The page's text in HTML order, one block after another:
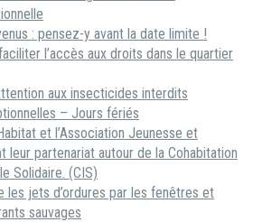
: pensez-y avant la date limite !
l’accès aux droits dans le quartier
aux insecticides interdits
– Jours fériés
et l’Association Jeunesse et
leur partenariat autour de la Cohabitation
Solidaire. (CIS)
les jets d’ordures par les fenêtres et
sauvages